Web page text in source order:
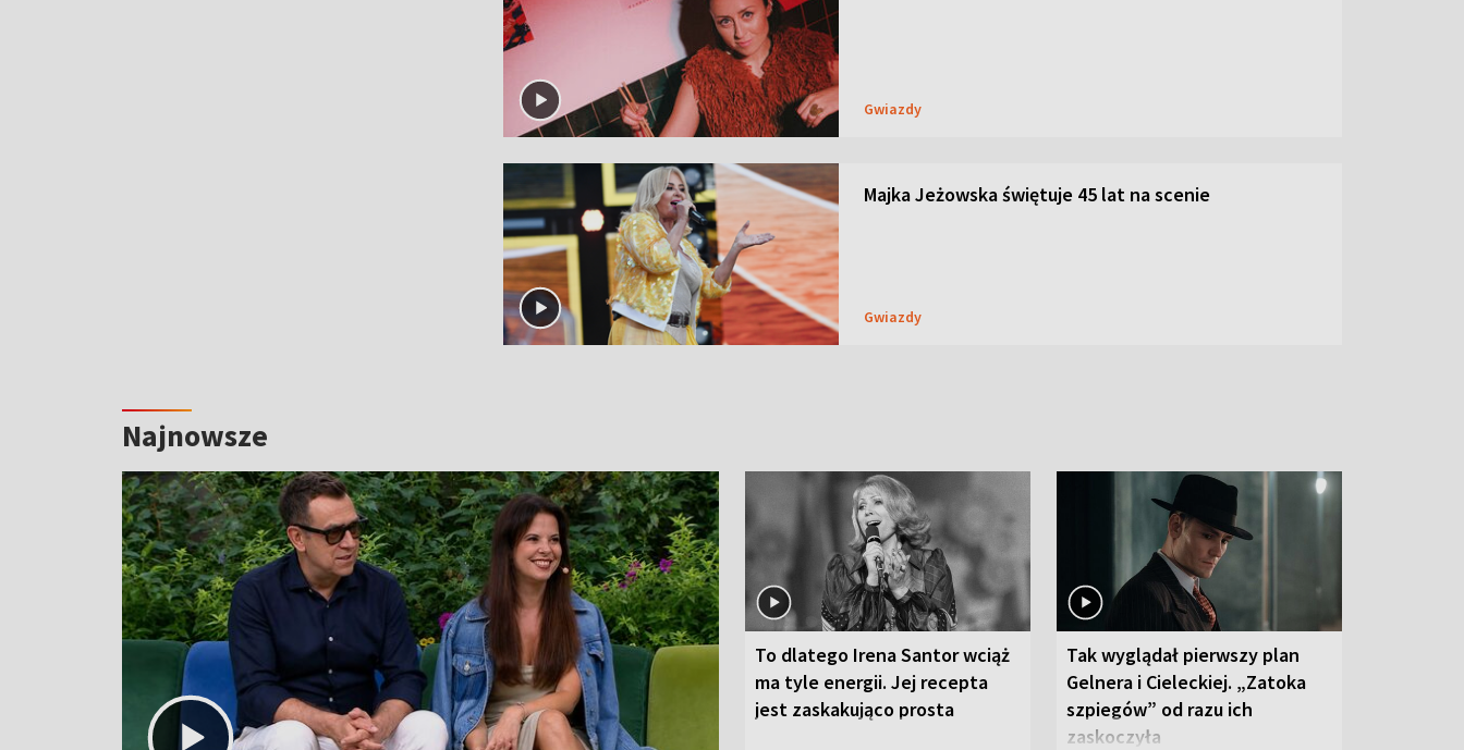
Gwiazdy
Majka Jeżowska świętuje 45 lat na scenie
Gwiazdy
Najnowsze
To dlatego Irena Santor wciąż
ma tyle energii. Jej recepta
jest zaskakująco prosta
Tak wyglądał pierwszy plan
Gelnera i Cieleckiej. „Zatoka
szpiegów” od razu ich
zaskoczyła